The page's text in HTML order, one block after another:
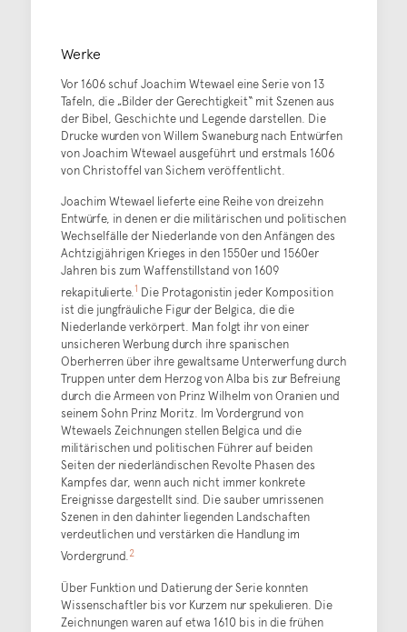
Werke
Vor 1606 schuf Joachim Wtewael eine Serie von 13
Tafeln, die „Bilder der Gerechtigkeit“ mit Szenen aus
der Bibel, Geschichte und Legende darstellen. Die
Drucke wurden von Willem Swaneburg nach Entwürfen
von Joachim Wtewael ausgeführt und erstmals 1606
von Christoffel van Sichem veröffentlicht.
Joachim Wtewael lieferte eine Reihe von dreizehn
Entwürfe, in denen er die militärischen und politischen
Wechselfälle der Niederlande von den Anfängen des
Achtzigjährigen Krieges in den 1550er und 1560er
Jahren bis zum Waffenstillstand von 1609
rekapitulierte.1 Die Protagonistin jeder Komposition
ist die jungfräuliche Figur der Belgica, die die
Niederlande verkörpert. Man folgt ihr von einer
unsicheren Werbung durch ihre spanischen
Oberherren über ihre gewaltsame Unterwerfung durch
Truppen unter dem Herzog von Alba bis zur Befreiung
durch die Armeen von Prinz Wilhelm von Oranien und
seinem Sohn Prinz Moritz. Im Vordergrund von
Wtewaels Zeichnungen stellen Belgica und die
militärischen und politischen Führer auf beiden
Seiten der niederländischen Revolte Phasen des
Kampfes dar, wenn auch nicht immer konkrete
Ereignisse dargestellt sind. Die sauber umrissenen
Szenen in den dahinter liegenden Landschaften
verdeutlichen und verstärken die Handlung im
Vordergrund.2
Über Funktion und Datierung der Serie konnten
Wissenschaftler bis vor Kurzem nur spekulieren. Die
Zeichnungen waren auf etwa 1610 bis in die frühen